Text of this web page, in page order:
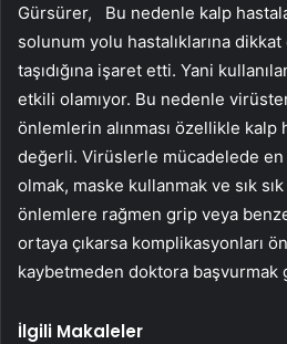
Gürsürer,
Bu nedenle kalp
solunum yolu hastalıklarına
taşıdığına işaret etti. Yani
etkili olamıyor. Bu nedenle
önlemlerin alınması özellikle kalp
değerli. Virüslerle mücadelede en
olmak, maske kullanmak ve sık sık
önlemlere rağmen grip veya
ortaya çıkarsa komplikasyonları
kaybetmeden doktora başvurmak
İlgili Makaleler